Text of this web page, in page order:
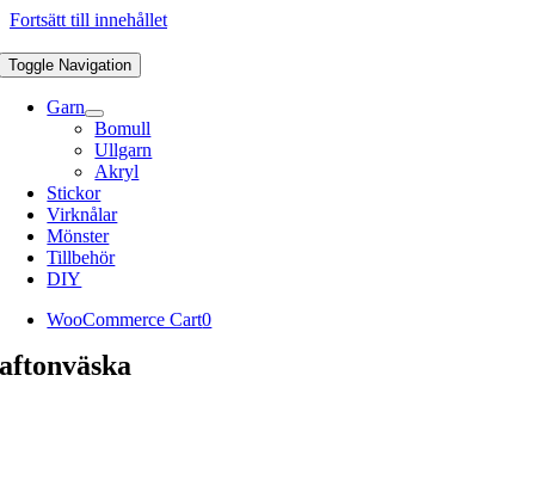
Fortsätt till innehållet
Toggle Navigation
Garn
Bomull
Ullgarn
Akryl
Stickor
Virknålar
Mönster
Tillbehör
DIY
WooCommerce Cart0
aftonväska